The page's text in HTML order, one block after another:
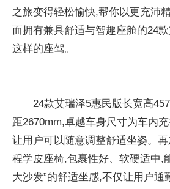
之旅变得轻松愉快,帮你以更充沛
而拥有兼具舒适与智趣座舱的24
这样的座驾。
24款艾瑞泽5惠民版长宽高
距2670mm,卓越车身尺寸为车内
让用户可以随意调整舒适坐姿。
程学皮座椅,包裹性好、软硬适中,
大沙发”的舒适坐感,不仅让用户通